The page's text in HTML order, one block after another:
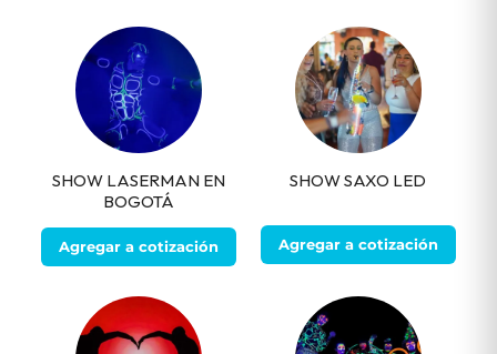
SHOW LASERMAN EN
BOGOTÁ
Agregar a cotización
SHOW SAXO LED
Agregar a cotización